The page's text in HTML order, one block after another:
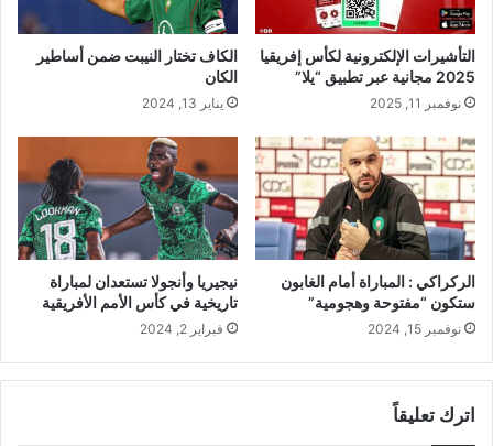
التأشيرات الإلكترونية لكأس إفريقيا
2025 مجانية عبر تطبيق “يلا”
نوفمبر 11, 2025
الكاف تختار النيبت ضمن أساطير
الكان
يناير 13, 2024
الركراكي : المباراة أمام الغابون
ستكون “مفتوحة وهجومية”
نوفمبر 15, 2024
نيجيريا وأنجولا تستعدان لمباراة
تاريخية في كأس الأمم الأفريقية
فبراير 2, 2024
اترك تعليقاً